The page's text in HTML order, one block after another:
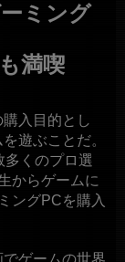
ミング
満喫
入目的とし
遊ぶことだ。
多くのプロ選
からゲームに
ングPCを購入
ゲームの世界